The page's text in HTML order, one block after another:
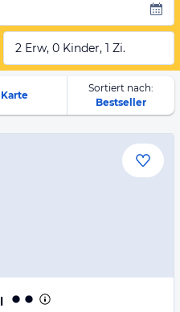
2 Erw, 0 Kinder, 1 Zi.
Karte
Sortiert nach:
Bestseller